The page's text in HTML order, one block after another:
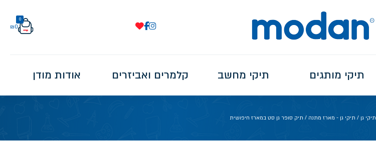
0
₪0
תיקי מותגים תיקי מחשב קלמרים ואביזרים אודות מודן
תיקי גן / תיקי גן - מארז מתנה / תיק סופר גן סט במארז חיפושית